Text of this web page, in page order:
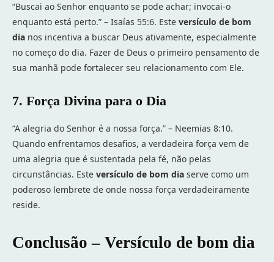
“Buscai ao Senhor enquanto se pode achar; invocai-o
enquanto está perto.” – Isaías 55:6. Este versículo de bom
dia nos incentiva a buscar Deus ativamente, especialmente
no começo do dia. Fazer de Deus o primeiro pensamento de
sua manhã pode fortalecer seu relacionamento com Ele.
7. Força Divina para o Dia
“A alegria do Senhor é a nossa força.” – Neemias 8:10.
Quando enfrentamos desafios, a verdadeira força vem de
uma alegria que é sustentada pela fé, não pelas
circunstâncias. Este versículo de bom dia serve como um
poderoso lembrete de onde nossa força verdadeiramente
reside.
Conclusão – Versículo de bom dia